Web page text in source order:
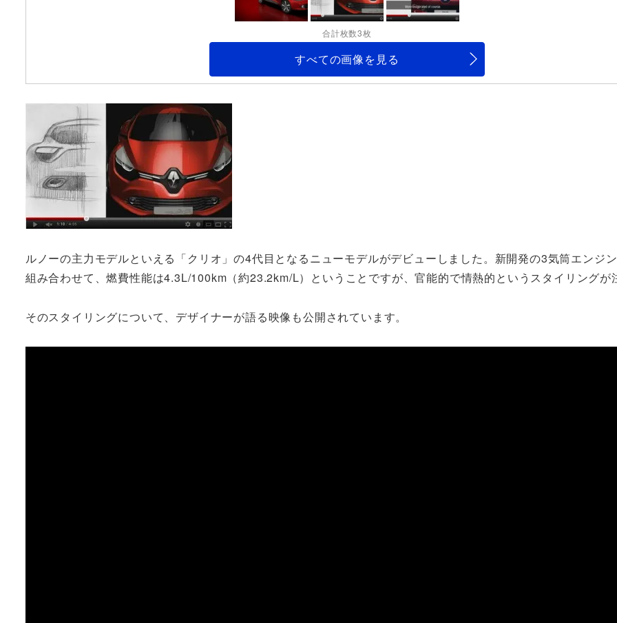
合計枚数3枚
すべての画像を見る
ルノーの主力モデルといえる「クリオ」の4代目となるニューモデルがデビューしました。新開発の3気筒エンジ
組み合わせて、燃費性能は4.3L/100km（約23.2km/L）ということですが、官能的で情熱的というスタイリングが
そのスタイリングについて、デザイナーが語る映像も公開されています。